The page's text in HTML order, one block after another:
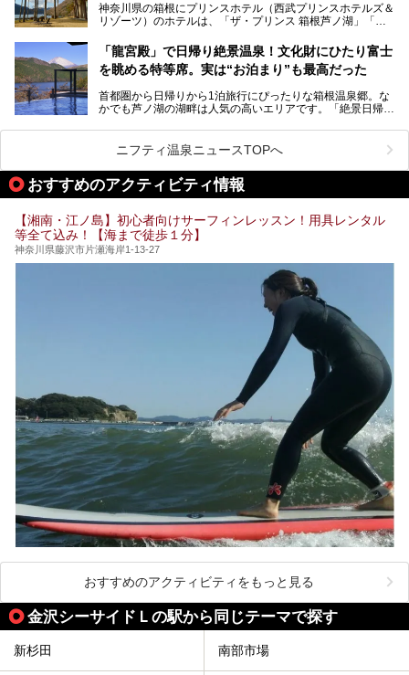
神奈川県には、サウナや岩盤浴、一日中遊べるエンタメ施設
など、“非日常”を味わえるスーパー銭湯が数多く揃っていま
う」という人も多いはず。
そこで今回は、神奈川県内の人気施設26選を「安さ」「岩
業」「駅近」など、目的別に厳選して紹介します。
今の気分にぴったりの施設を見つけて、最高のリフレッシュ
神奈川県の箱根にプリンスホテル（西武プリンスホテルズ＆
リゾーツ）のホテルは、「ザ・プリンス 箱根芦ノ湖」「芦
「箱根仙石原プリンスホテル」と4軒あり、今回ご紹介する
「ザ・プリンス 箱根芦ノ湖」は、その中でもフラッグシッ
プ（旗艦）に位置づけられる特別なホテルです。
昭和の日本を代表する建築家の一人、村野藤吾が芦ノ湖の畔
に建てた桃源郷のようなホテルがここ。自家源泉の温泉や、
提供元：株式会社西武・プリンスホテルズワールドワイド
【PR】
この記事はザ・プリンス 箱根芦ノ湖のPR記事です。
「龍宮殿」で日帰り絶景温泉！文化財にひたり富士
を眺める特等席。実は“お泊まり”も最高だった
首都圏から日帰りから1泊旅行にぴったりな箱根温泉郷。な
かでも芦ノ湖の湖畔は人気の高いエリアです。「絶景日帰り
が楽しめるまさに眺望自慢の日帰り温泉。
そしてここは全24室の「箱根 芦ノ湖畔蛸川温泉 龍宮殿」と
して宿泊もできます。宿泊者は「龍宮殿本館」の営業時間に
加えて、朝6時からの宿泊者専用時間帯にも「龍宮殿本館」
のお風呂が利用できます。
今回は日帰り温泉としての「絶景日帰り温泉 龍宮殿本館
（以下、龍宮殿本館）」と、旅館としての「箱根 芦ノ湖畔
蛸川温泉 龍宮殿（以下、龍宮殿）」の両方の魅力をたっぷ
りお伝えします！
ここは箱根神社、九頭龍神社、白龍神社、箱根元宮と箱根の
4つの神社に囲まれたパワースポットです。
提供元：株式会社西武・プリンスホテルズワールドワイド
この記事は箱根 芦ノ湖畔蛸川温泉 龍宮殿のPR記事です。
ニフティ温泉ニュースTOPへ
おすすめのアクティビティ情報
【湘南・江ノ島】初心者向けサーフィンレッスン！用具レンタル
等全て込み！【海まで徒歩１分】
神奈川県藤沢市片瀬海岸1-13-27
おすすめのアクティビティをもっと見る
金沢シーサイドＬの駅から同じテーマで探す
新杉田 南部市場